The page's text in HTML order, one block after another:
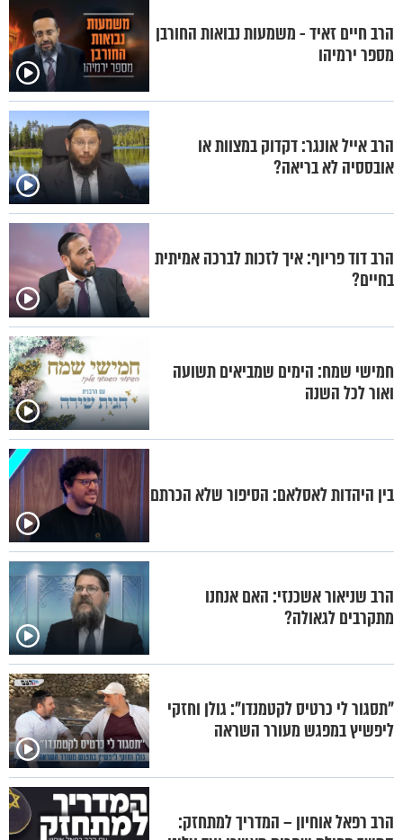
הרב חיים זאיד - משמעות נבואות החורבן
מספר ירמיהו
הרב אייל אונגר: דקדוק במצוות או
אובססיה לא בריאה?
הרב דוד פריוף: איך לזכות לברכה אמיתית
בחיים?
חמישי שמח: הימים שמביאים תשועה
ואור לכל השנה
בין היהדות לאסלאם: הסיפור שלא הכרתם
הרב שניאור אשכנזי: האם אנחנו
מתקרבים לגאולה?
"תסגור לי כרטיס לקטמנדו": גולן וחזקי
ליפשיץ במפגש מעורר השראה
הרב רפאל אוחיון – המדריך למתחזק: